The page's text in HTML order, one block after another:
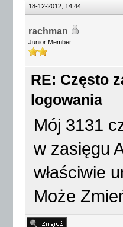
18-12-2012, 14:44
rachman
Junior Member
RE: Często
logowania
Mój 3131
w zasięgu
właściwie
Może